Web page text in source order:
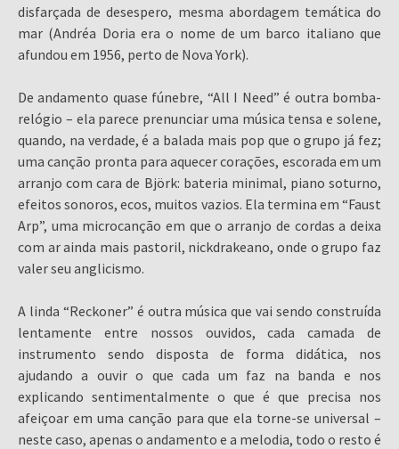
disfarçada de desespero, mesma abordagem temática do
mar (Andréa Doria era o nome de um barco italiano que
afundou em 1956, perto de Nova York).
De andamento quase fúnebre, “All I Need” é outra bomba-
relógio – ela parece prenunciar uma música tensa e solene,
quando, na verdade, é a balada mais pop que o grupo já fez;
uma canção pronta para aquecer corações, escorada em um
arranjo com cara de Björk: bateria minimal, piano soturno,
efeitos sonoros, ecos, muitos vazios. Ela termina em “Faust
Arp”, uma microcanção em que o arranjo de cordas a deixa
com ar ainda mais pastoril, nickdrakeano, onde o grupo faz
valer seu anglicismo.
A linda “Reckoner” é outra música que vai sendo construída
lentamente entre nossos ouvidos, cada camada de
instrumento sendo disposta de forma didática, nos
ajudando a ouvir o que cada um faz na banda e nos
explicando sentimentalmente o que é que precisa nos
afeiçoar em uma canção para que ela torne-se universal –
neste caso, apenas o andamento e a melodia, todo o resto é